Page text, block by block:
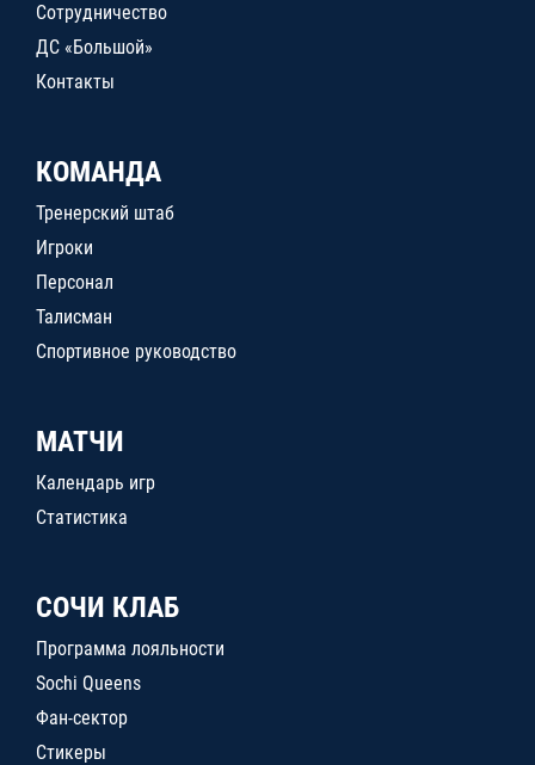
Сотрудничество
ДС «Большой»
Контакты
КОМАНДА
Тренерский штаб
Игроки
Персонал
Талисман
Спортивное руководство
МАТЧИ
Календарь игр
Статистика
СОЧИ КЛАБ
Программа лояльности
Sochi Queens
Фан-сектор
Стикеры